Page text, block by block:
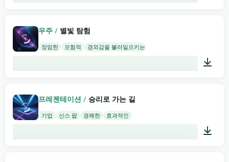
우주 / 별빛 탐험
장엄한 모험적 경외감을 불러일으키는
프레젠테이션 / 승리로 가는 길
기업 신스 팝 경쾌한 효과적인